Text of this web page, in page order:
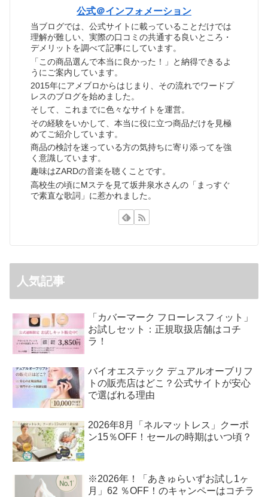
公式＠インフォメーション
当ブログでは、公式サイトに載っていることだけでは
理解が難しい、実際の口コミの共通する良いところ・
デメリットを調べて記事にしています。
「この商品選んで本当に良かった！」と納得できるよ
うにご案内しています。
2015年にアメブロからはじまり、その流れでワードプ
レスのブログを始めました。
そして、これまでに色々なサイトを運営。
その経験をいかして、本当に役に立つ商品だけを見極
めてご紹介しています。
商品の検討を迷っている方の気持ちに寄り添ってを強
く意識しています。
趣味はZARDの音楽を聴くことです。
高校生の頃にMステを見て坂井泉水さんの「まっすぐ
で素直な歌詞」に惹かれました。
人気記事
「カバーマーク フローレスフィット」
お試しセット：正規取扱店舗はコチ
ラ！
バイオエステック デュアルオーブリフ
トの販売店はどこ？公式サイトが安心
で選ばれる理由
2026年8月「ネルマットレス」クーポ
ン15％OFF！セールの時期はいつ頃？
※2026年！「あきゅらいずお試し1ヶ
月」62 ％OFF！のキャンペーはコチラ